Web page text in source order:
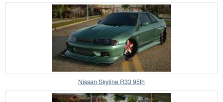
Nissan Skyline R33 95th